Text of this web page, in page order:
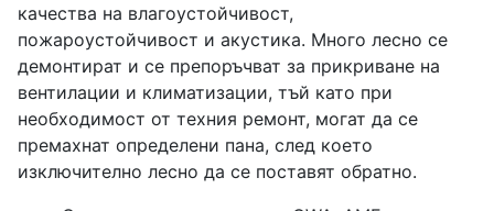
качества на влагоустойчивост,
пожароустойчивост и акустика. Много лесно се
демонтират и се препоръчват за прикриване на
вентилации и климатизации, тъй като при
необходимост от техния ремонт, могат да се
премахнат определени пана, след което
изключително лесно да се поставят обратно.